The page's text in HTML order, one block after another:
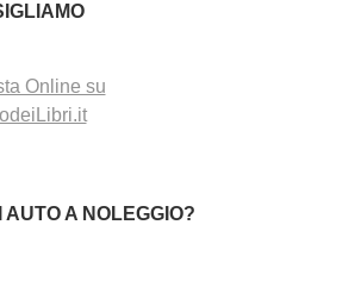
AUTO A NOLEGGIO?